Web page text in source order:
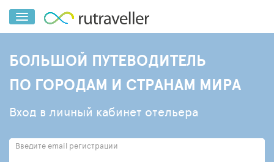
БОЛЬШОЙ ПУТЕВОДИТЕЛЬ
ПО ГОРОДАМ И СТРАНАМ МИРА
Вход в личный кабинет отельера
Введите email регистрации